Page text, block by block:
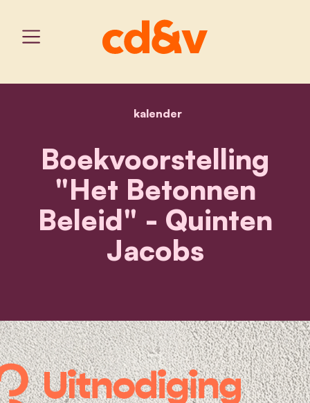
home
kalenderboekvoorstelling "het
Boekvoorstelling
"Het Betonnen
Beleid" - Quinten
Jacobs